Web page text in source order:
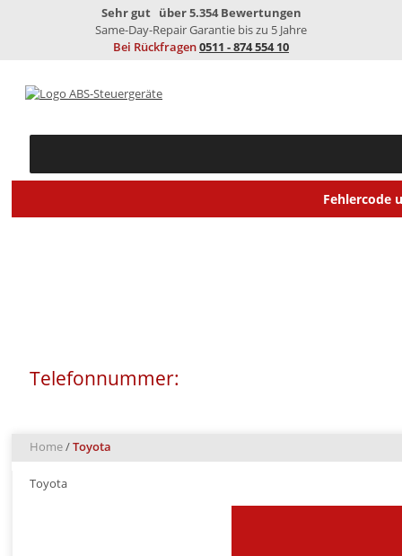
Sehr gut über 5.354 Bewertungen
Same-Day-RepairGarantie bis zu 5 Jahre
Bei Rückfragen0511 - 874 554 10
Fehlercode
Telefonnummer:
Home/Toyota
Toyota